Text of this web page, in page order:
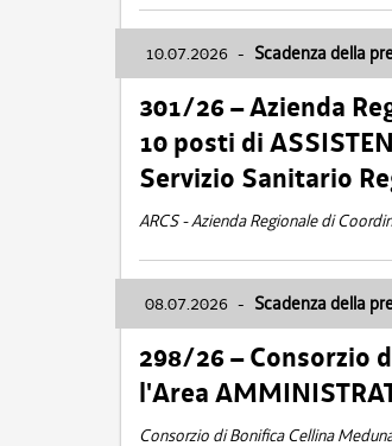
10.07.2026 - Scadenza della
301/26 – Azienda
10 posti di
Servizio Sanitario
ARCS - Azienda Regionale di
08.07.2026 - Scadenza della
298/26 – Consorzio
l'Area
Consorzio di Bonifica Cellina